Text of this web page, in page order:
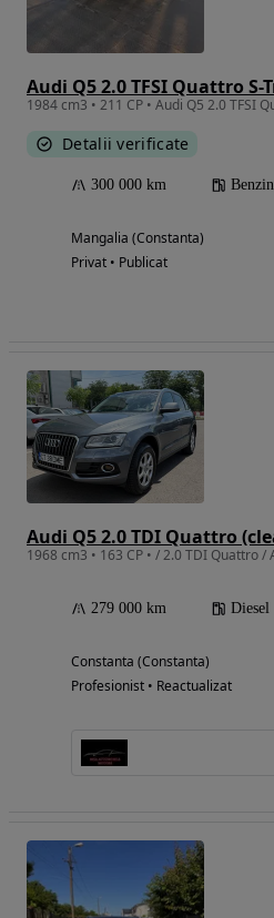
Audi Q5 2.0 TFSI Quattro S-
1984 cm3 • 211 CP • Audi Q5 2.0 TFSI
Detalii verificate
300 000 km
Mangalia (Constanta)
Privat • Publicat
Audi Q5 2.0 TDI Quattro
279 000 km Diesel
Constanta (Constanta)
Profesionist • Reactualizat